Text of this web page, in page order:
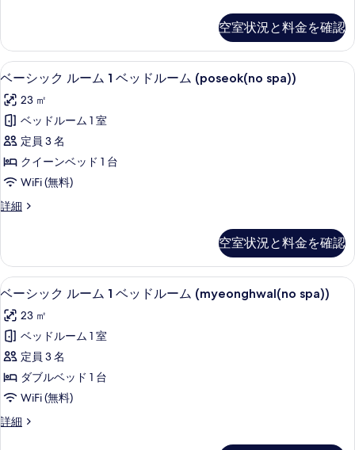
ッ
ド
ル
ー
ム
(Darak(poseok/myeonghwal))
の
す
べ
写
真
を
表
示
す
る
ク
ル
ー
2
ベ
ッ
ド
ル
ー
ム
(Darak(poseok/myeonghwal))
空室状況と料金を確認
ベ
ー
シ
ッ
ク
ル
ム
ベ
ッ
ド
ル
ー
ム
(poseok(no
spa))
の
14
ベーシック ルーム 1 ベッドルーム (poseok(no spa))
23 ㎡
ベッドルーム 1 室
定員 3 名
クイーンベッド 1 台
WiFi (無料)
詳細
ベ
ク
ル
ー
ベ
ッ
ド
ル
ー
ム
(poseok(no
空室状況と料金を確認
ベ
ー
シ
ッ
ク
ル
ム
16
ベーシック ルーム 1 ベッドルーム (myeonghwal(no spa))
23 ㎡
ベッドルーム 1 室
定員 3 名
ダブルベッド 1 台
WiFi (無料)
詳細
ベ